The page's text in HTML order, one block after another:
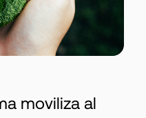
moviliza al